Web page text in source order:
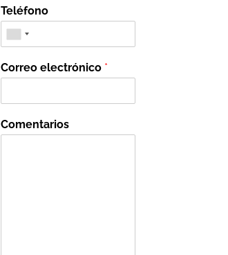
Teléfono
Correo electrónico *
Comentarios